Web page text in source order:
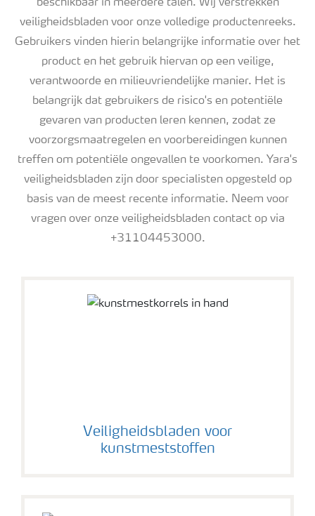
beschikbaar in meerdere talen. Wij verstrekken
veiligheidsbladen voor onze volledige productenreeks.
Gebruikers vinden hierin belangrijke informatie over het
product en het gebruik hiervan op een veilige,
verantwoorde en milieuvriendelijke manier. Het is
belangrijk dat gebruikers de risico's en potentiële
gevaren van producten leren kennen, zodat ze
voorzorgsmaatregelen en voorbereidingen kunnen
treffen om potentiële ongevallen te voorkomen. Yara's
veiligheidsbladen zijn door specialisten opgesteld op
basis van de meest recente informatie. Neem voor
vragen over onze veiligheidsbladen contact op via
+31104453000.
kunstmest korrels in hand
Veiligheidsbladen voor
kunstmeststoffen